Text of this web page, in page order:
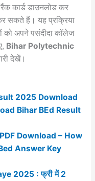
कार्ड डाउनलोड कर
सकते हैं। यह प्रक्रिया
को अपने पसंदीदा कॉलेज
Bihar Polytechnic
देखें।
2025 Download
Bihar BEd Result
Download – How
Answer Key
2025 : फ्री में 2